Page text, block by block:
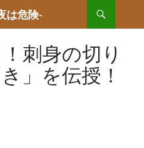
は危険-
刺身の切り
」を伝授！